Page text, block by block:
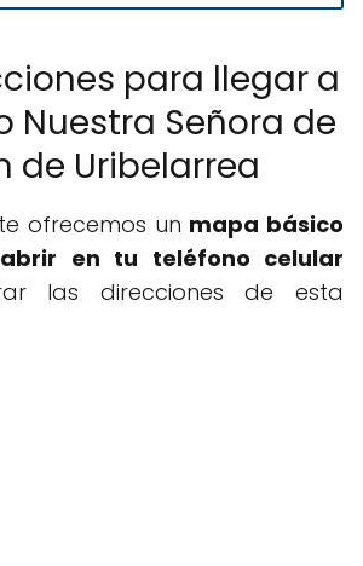
para llegar a
Nuestra Señora de
de Uribelarrea
ofrecemos un mapa básico
en tu teléfono celular
las direcciones de esta